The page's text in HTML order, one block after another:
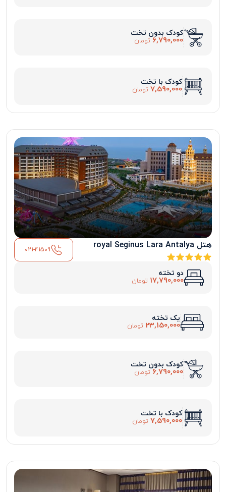
کودک بدون تخت
6,790,000 تومان
کودک با تخت
7,590,000 تومان
هتل royal Seginus Lara Antalya 021-41509
دو تخته
17,790,000 تومان
یک تخته
23,150,000 تومان
کودک بدون تخت
6,790,000 تومان
کودک با تخت
7,590,000 تومان